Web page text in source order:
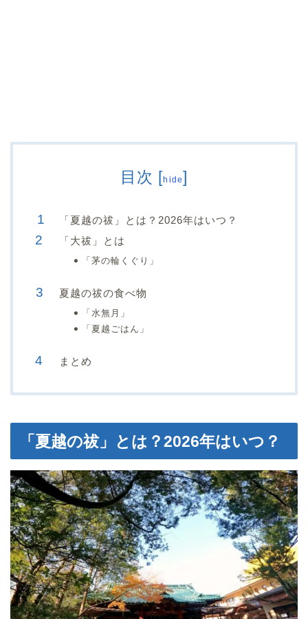
目次 [hide]
「夏越の祓」とは？2026年はいつ？
「大祓」とは
「茅の輪くぐり」
夏越の祓の食べ物
「水無月」
「夏越ごはん」
まとめ
「夏越の祓」とは？2026年はいつ？